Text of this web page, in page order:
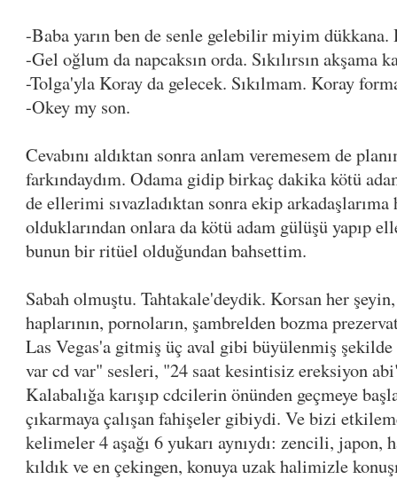
-Baba yarın ben de senle gelebilir miyim dükkana.
-Gel oğlum da napcaksın orda. Sıkılırsın akşama
-Tolga'yla Koray da gelecek. Sıkılmam. Koray
-Okey my son.
Cevabını aldıktan sonra anlam veremesem de
farkındaydım. Odama gidip birkaç dakika kötü
de ellerimi sıvazladıktan sonra ekip
olduklarından onlara da kötü adam gülüşü yapıp
bunun bir ritüel olduğundan bahsettim.
Sabah olmuştu. Tahtakale'deydik. Korsan her
haplarının, pornoların, şambrelden bozma
Las Vegas'a gitmiş üç aval gibi büyülenmiş
var cd var" sesleri, "24 saat kesintisiz ereksiyon
Kalabalığa karışıp cdcilerin önünden geçmeye
çıkarmaya çalışan fahişeler gibiydi. Ve bizi
kelimeler 4 aşağı 6 yukarı aynıydı: zencili, japon,
kıldık ve en çekingen, konuya uzak halimizle